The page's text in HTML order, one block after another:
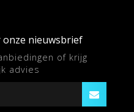
nieuwsbrief
of krijg
advies